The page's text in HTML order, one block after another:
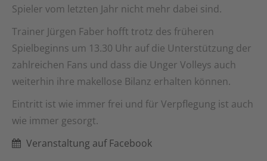
Spieler vom letzten Jahr nicht mehr dabei sind.
Trainer Jürgen Faber hofft trotz des früheren
Spielbeginns um 13.30 Uhr auf die Unterstützung der
zahlreichen Fans und dass die Unger Volleys auch
weiterhin ihre makellose Bilanz erhalten können.
Eintritt ist wie immer frei und für Verpflegung ist auch
wie immer gesorgt.
Veranstaltung auf Facebook